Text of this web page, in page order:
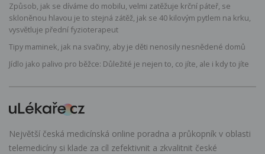
Způsob, jak se díváme do mobilu, velmi zatěžuje krční páteř, se
skloněnou hlavou je to stejná zátěž, jak se 40 kilovým pytlem na krku,
vysvětluje přední fyzioterapeut
Tipy maminek, jak na svačiny, aby je děti nenosily nesnědené domů
Jídlo jako palivo pro běžce: Důležité je nejen to, co jíte, ale i kdy to jíte
Největší česká medicínská online poradna a průkopník v oblasti
telemedicíny si klade za cíl zefektivnit a zkvalitnit české